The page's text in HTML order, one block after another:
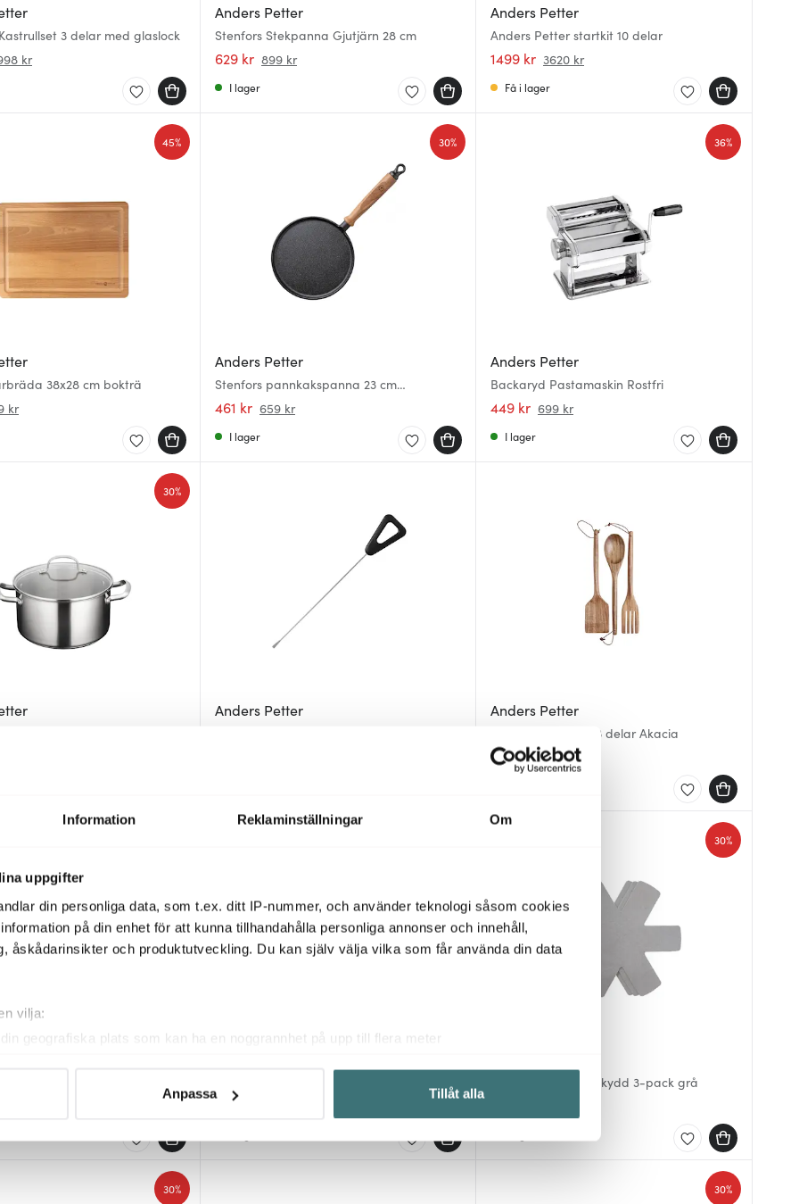
Information Reklaminställningar Om
uppgifter
din personliga data, som t.ex. ditt IP-nummer, och använder teknologi såsom cookies
på din enhet för att kunna tillhandahålla personliga annonser och innehåll,
åskådarinsikter och produktutveckling. Du kan själv välja vilka som får använda din data
vilja:
geografiska plats som kan ha en noggrannhet på upp till flera meter
detaljsektionen
när som helst från cookie-förklaringen.
och annonserna ska anpassas efter det som vi tror att du tycker om. Det gör också
göra hemsidan ännu bättre. Du bestämmer själv vilka cookies som du vill dela med dig
Anpassa Tillåt alla
3 delar med glaslock
kr
Anders Petter
Stenfors Stekpanna Gjutjärn 28 cm
629 kr 899 kr
I lager
Anders Petter
Anders Petter startkit 10 delar
1499 kr 3620 kr
Få i lager
38x28 cm bokträ
kr
45%
Anders Petter
Stenfors pannkakspanna 23 cm
gjutjärn/trä
461 kr 659 kr
30%
I lager
Anders Petter
Backaryd Pastamaskin Rostfri
449 kr 699 kr
36%
I lager
30%
Anders Petter Anders Petter
Stenfors Redskap 3 delar Akacia
379 kr
Stenfors Buffetgryta med glaslock 3 L Röd
719 kr
Classic Stekpanneskydd 3-pack grå
30%
30% 30%